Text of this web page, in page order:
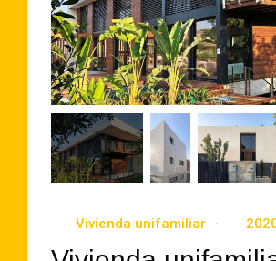
Vivienda unifamiliar